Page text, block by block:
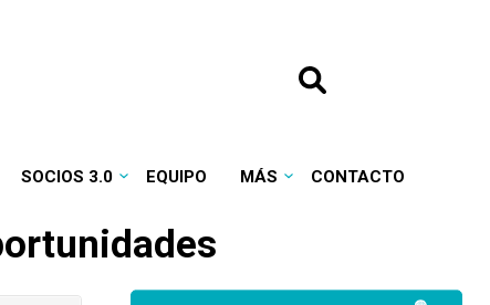
SOCIOS 3.0 EQUIPO MÁS CONTACTO